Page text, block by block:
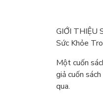
GIỚI THIỆU
Sức Khỏe
Một cuốn
giả cuốn
qua.